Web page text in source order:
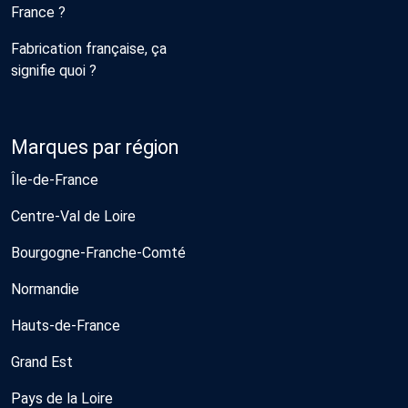
France ?
Fabrication française, ça
signifie quoi ?
Marques par région
Île-de-France
Centre-Val de Loire
Bourgogne-Franche-Comté
Normandie
Hauts-de-France
Grand Est
Pays de la Loire